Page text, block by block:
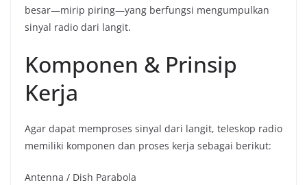
besar—mirip piring—yang berfungsi mengumpulkan
sinyal radio dari langit.
Komponen & Prinsip
Kerja
Agar dapat memproses sinyal dari langit, teleskop radio
memiliki komponen dan proses kerja sebagai berikut:
Antenna / Dish Parabola